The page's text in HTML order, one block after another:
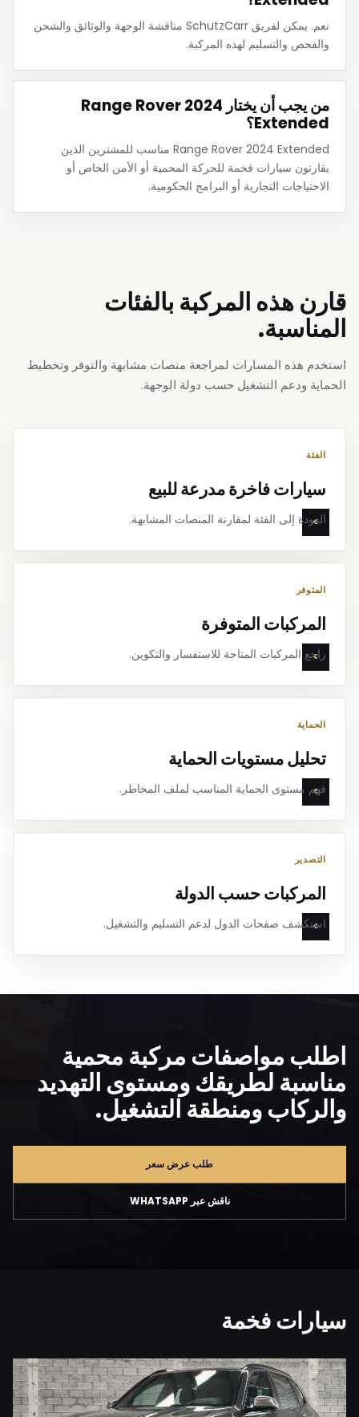
نعم. يمكن لفريق SchutzCarr مناقشة الوجهة والوثائق والشحن
والفحص والتسليم لهذه المركبة.
من يجب أن يختار Range Rover 2024
Extended؟
Range Rover 2024 Extended مناسب للمشترين الذين
يقارنون سيارات فخمة للحركة المحمية أو الأمن الخاص أو
الاحتياجات التجارية أو البرامج الحكومية.
قارن هذه المركبة بالفئات
المناسبة.
استخدم هذه المسارات لمراجعة منصات مشابهة والتوفر وتخطيط
الحماية ودعم التشغيل حسب دولة الوجهة.
الفئة
سيارات فاخرة مدرعة للبيع
العودة إلى الفئة لمقارنة المنصات المشابهة.
المتوفر
المركبات المتوفرة
راجع المركبات المتاحة للاستفسار والتكوين.
الحماية
تحليل مستويات الحماية
فهم مستوى الحماية المناسب لملف المخاطر.
التصدير
المركبات حسب الدولة
استكشف صفحات الدول لدعم التسليم والتشغيل.
اطلب مواصفات مركبة محمية
مناسبة لطريقك ومستوى التهديد
والركاب ومنطقة التشغيل.
طلب عرض سعر
ناقش عبر WHATSAPP
سيارات فخمة